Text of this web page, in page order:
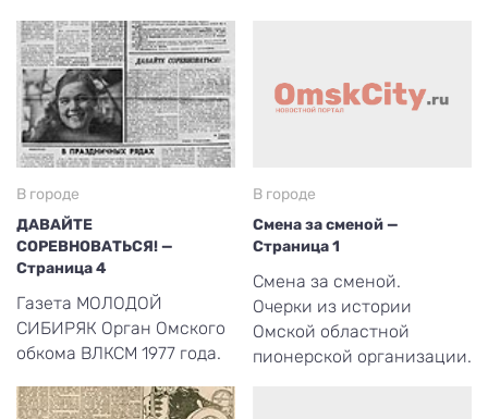
В городе
ДАВАЙТЕ
СОРЕВНОВАТЬСЯ! —
Страница 4
Газета МОЛОДОЙ
СИБИРЯК Орган Омского
обкома ВЛКСМ 1977 года.
В городе
Смена за сменой —
Страница 1
Смена за сменой.
Очерки из истории
Омской областной
пионерской организации.